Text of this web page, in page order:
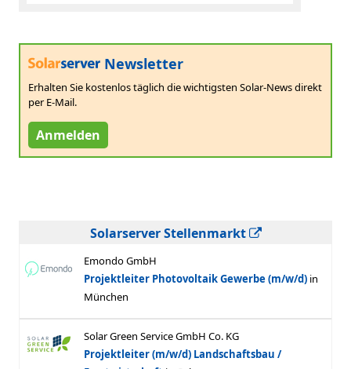
Newsletter
Erhalten Sie kostenlos täglich die wichtigsten Solar-News direkt
per E-Mail.
Anmelden
Solarserver Stellenmarkt